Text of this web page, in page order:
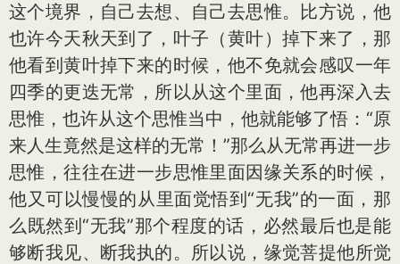
这个境界，自己去想、自己去思惟。比方说，他
也许今天秋天到了，叶子（黄叶）掉下来了，那
他看到黄叶掉下来的时候，他不免就会感叹一年
四季的更迭无常，所以从这个里面，他再深入去
思惟，也许从这个思惟当中，他就能够了悟：“原
来人生竟然是这样的无常！”那么从无常再进一步
思惟，往往在进一步思惟里面因缘关系的时候，
他又可以慢慢的从里面觉悟到“无我”的一面，那
么既然到“无我”那个程度的话，必然最后也是能
够断我见、断我执的。所以说，缘觉菩提他所觉